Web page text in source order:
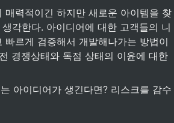
각한다. 아이디어에 대한 고객들의 니
르게 검증해서 개발해나가는 방법이
경쟁상태와 독점 상태의 이윤에 대한